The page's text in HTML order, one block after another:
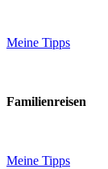
Meine Tipps
Familienreisen
Meine Tipps